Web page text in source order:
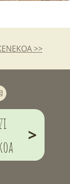
>>
>